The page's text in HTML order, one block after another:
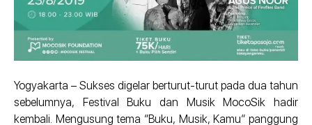
Yogyakarta – Sukses digelar berturut-turut pada dua tahun
sebelumnya, Festival Buku dan Musik MocoSik hadir
kembali. Mengusung tema “Buku, Musik, Kamu” panggung